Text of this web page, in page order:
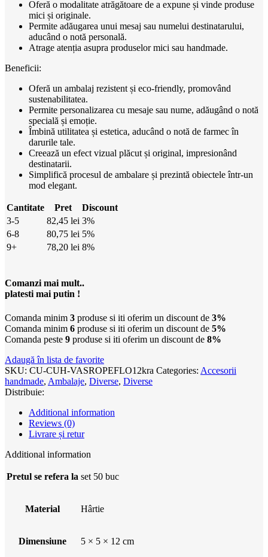
Oferă o modalitate atrăgătoare de a expune și vinde produse
mici și originale.
Permite adăugarea unui mesaj sau numelui destinatarului,
aducând o notă personală.
Atrage atenția asupra produselor mici sau handmade.
Beneficii:
Oferă un ambalaj rezistent și eco-friendly, promovând
sustenabilitatea.
Permite personalizarea cu mesaje sau nume, adăugând o notă
specială și emoție.
Îmbină utilitatea și estetica, aducând o notă de farmec în
darurile tale.
Creează un efect vizual plăcut și original, impresionând
destinatarii.
Simplifică procesul de ambalare și prezintă obiectele într-un
mod elegant.
Cantitate Pret
Discount
3-5
82,45 lei 3%
6-8
80,75 lei 5%
9+
78,20 lei 8%
Comanzi mai mult..
platesti mai putin !
Comanda minim 3 produse si iti oferim un discount de 3%
Comanda minim 6 produse si iti oferim un discount de 5%
Comanda peste 9 produse si iti oferim un discount de 8%
Adaugă în lista de favorite
SKU: CU-CUH-VASROPEFLO12kra Categories: Accesorii
handmade, Ambalaje, Diverse, Diverse
Distribuie:
Additional information
Reviews (0)
Livrare și retur
Additional information
Pretul se refera la set 50 buc
Material Hârtie
Dimensiune 5 × 5 × 12 cm